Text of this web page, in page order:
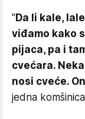
"Da li kale,
viđamo kako
pijaca, pa i
cvećara.
nosi cveće.
jedna